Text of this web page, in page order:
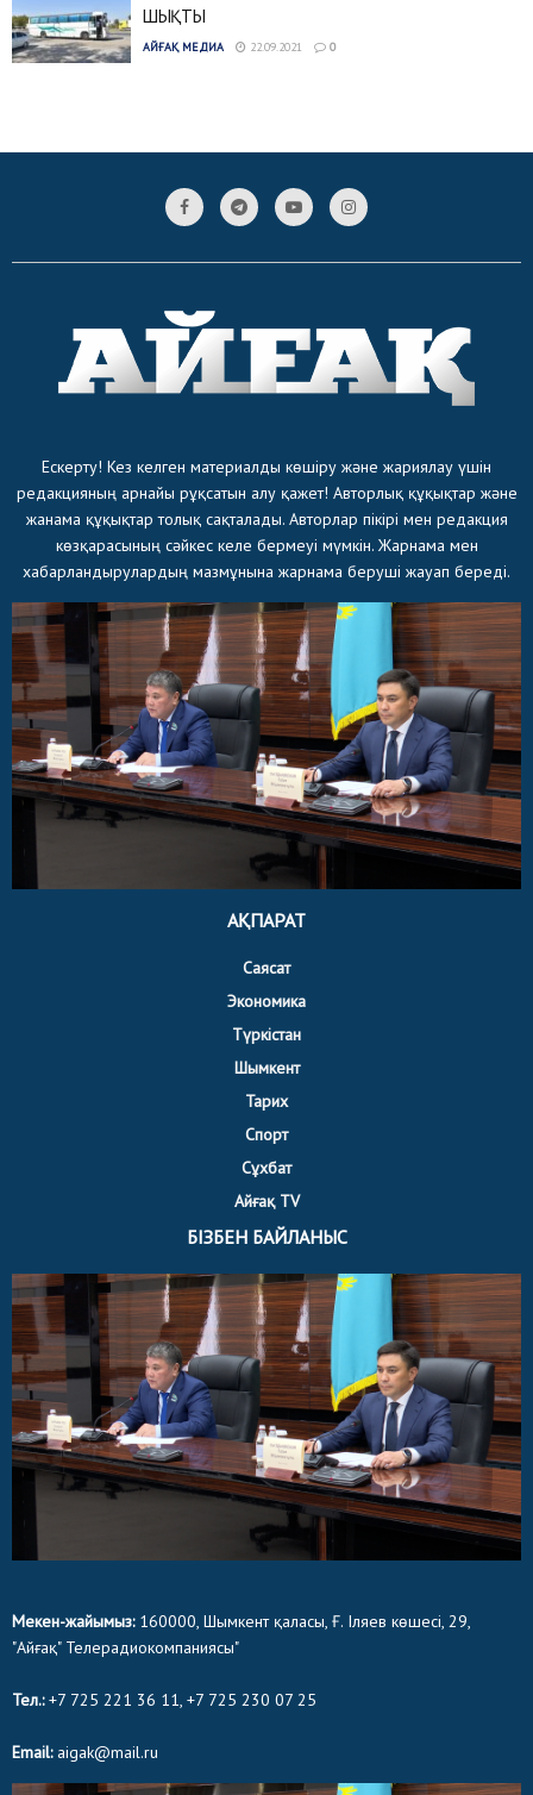
ШЫҚТЫ
АЙҒАҚ МЕДИА 22.09.2021 0
Ескерту! Кез келген материалды көшіру және жариялау үшін
редакцияның арнайы рұқсатын алу қажет! Авторлық құқықтар және
жанама құқықтар толық сақталады. Авторлар пікірі мен редакция
көзқарасының сәйкес келе бермеуі мүмкін. Жарнама мен
хабарландырулардың мазмұнына жарнама беруші жауап береді.
АҚПАРАТ
Саясат
Экономика
Түркістан
Шымкент
Тарих
Спорт
Сұхбат
Айғақ TV
БІЗБЕН БАЙЛАНЫС
Мекен-жайымыз:160000, Шымкент қаласы, Ғ. Іляев көшесі, 29,
"Айғақ" Телерадиокомпаниясы"
Тел.:+7 725 221 36 11, +7 725 230 07 25
Email:aigak@mail.ru